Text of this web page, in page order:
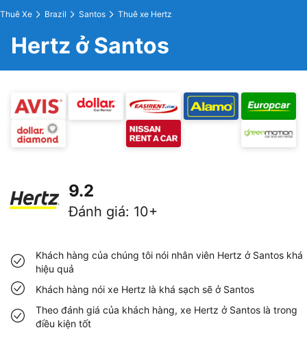
Thuê Xe Brazil Santos Thuê xe Hertz
Hertz ở Santos
9.2
Đánh giá: 10+
Khách hàng của chúng tôi nói nhân viên Hertz ở Santos khá
hiệu quả
Khách hàng nói xe Hertz là khá sạch sẽ ở Santos
Theo đánh giá của khách hàng, xe Hertz ở Santos là trong
điều kiện tốt